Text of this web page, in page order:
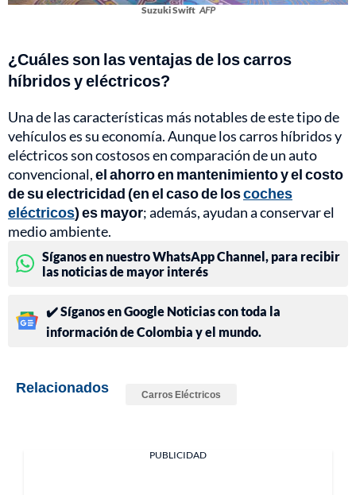
Suzuki Swift AFP
¿Cuáles son las ventajas de los carros
híbridos y eléctricos?
Una de las características más notables de este tipo de
vehículos es su economía. Aunque los carros híbridos y
eléctricos son costosos en comparación de un auto
convencional,el ahorro en mantenimiento y el costo
de su electricidad (en el caso de loscoches
eléctricos) es mayor; además, ayudan a conservar el
medio ambiente.
Síganos en nuestro WhatsApp Channel, para recibir
las noticias de mayor interés
✔️ Síganos en Google Noticias con toda la
información de Colombia y el mundo.
Relacionados Carros Eléctricos
PUBLICIDAD